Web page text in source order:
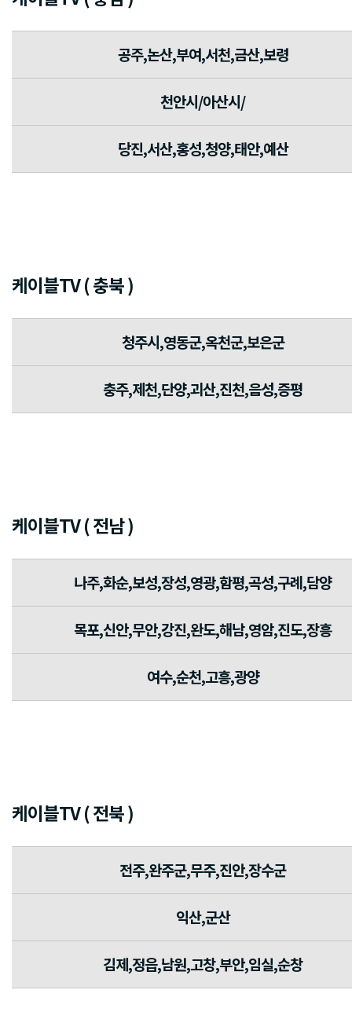
공주,논산,부여,서천,금산,보령
천안시/아산시/
당진,서산,홍성,청양,태안,예산
케이블TV ( 충북 )
청주시,영동군,옥천군,보은군
충주,제천,단양,괴산,진천,음성,증평
케이블TV ( 전남 )
나주,화순,보성,장성,영광,함평,곡성,구례,담양
목포,신안,무안,강진,완도,해남,영암,진도,장흥
여수,순천,고흥,광양
케이블TV ( 전북 )
전주,완주군,무주,진안,장수군
익산,군산
김제,정읍,남원,고창,부안,임실,순창